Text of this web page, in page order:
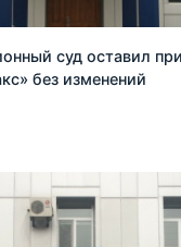
суд оставил
без изменений